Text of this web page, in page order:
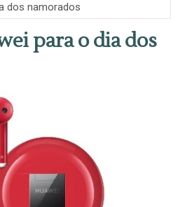
dos namorados
para o dia dos